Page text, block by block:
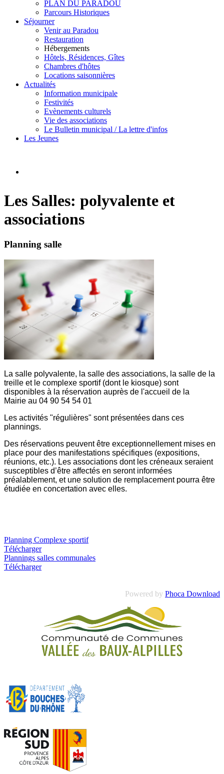
PLAN DU PARADOU
Parcours Historiques
Séjourner
Venir au Paradou
Restauration
Hébergements
Hôtels, Résidences, Gîtes
Chambres d'hôtes
Locations saisonnières
Actualités
Information municipale
Festivités
Evènements culturels
Vie des associations
Le Bulletin municipal / La lettre d'infos
Les Jeunes
Les Salles: polyvalente et
associations
Planning salle
La salle polyvalente, la salle des associations, la salle de la
treille et le complexe sportif (dont le kiosque) sont
disponibles à la réservation auprès de l'accueil de la
Mairie au 04 90 54 54 01
Les activités "régulières" sont présentées dans ces
plannings.
Des réservations peuvent être exceptionnellement mises en
place pour des manifestations spécifiques (expositions,
réunions, etc.). Les associations dont les créneaux seraient
susceptibles d’être affectés en seront informées
préalablement, et une solution de remplacement pourra être
étudiée en concertation avec elles.
Planning Complexe sportif
Télécharger
Plannings salles communales
Télécharger
Powered by Phoca Download